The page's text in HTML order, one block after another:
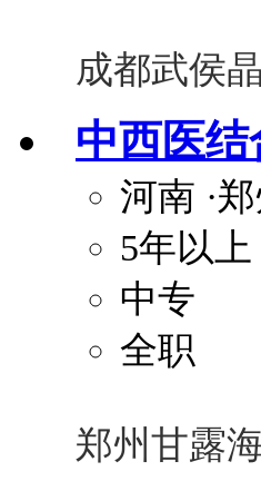
成都武侯
中西医
河南 ·
5年以上
中专
全职
郑州甘露